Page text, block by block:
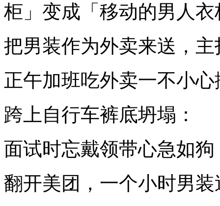
柜」变成「移动的男人衣
把男装作为外卖来送，
正午加班吃外卖一不小
跨上自行车裤底坍塌：
面试时忘戴领带心急如狗
翻开美团，一个小时男